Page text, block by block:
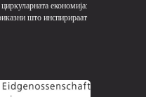
економија:
што инспирираат